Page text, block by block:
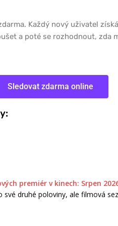
Každý nový uživatel
a poté se rozhodnout, zda
Sledovat zdarma online
premiér v kinech: Srpen
druhé poloviny, ale filmová